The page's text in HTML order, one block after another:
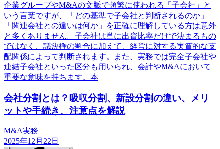
企業グループやM&Aの文脈で頻繁に使われる「子会社」と
いう言葉ですが、「どの基準で子会社と判断されるのか」
「関連会社との違いは何か」を正確に理解している方は意外
と多くありません。子会社は単に出資比率だけで決まるもの
ではなく、議決権の割合に加えて、経営に対する実質的な支
配関係によって判断されます。また、実務では完全子会社や
連結子会社といった区分も用いられ、会計やM&Aにおいて
重要な意味を持ちます。本
会社分割とは？吸収分割、新設分割の違い、メリ
ットや手続き、注意点を解説
M&A実務
2025年12月22日